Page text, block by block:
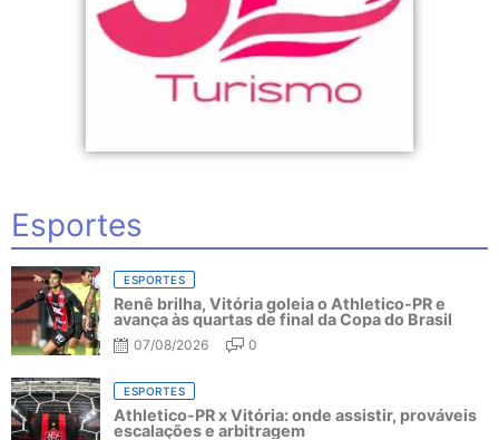
Esportes
ESPORTES
Renê brilha, Vitória goleia o Athletico-PR e
avança às quartas de final da Copa do Brasil
07/08/2026 0
ESPORTES
Athletico-PR x Vitória: onde assistir, prováveis
escalações e arbitragem